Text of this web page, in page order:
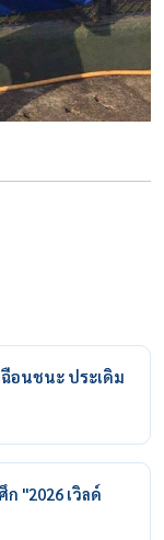
อนชนะ ประเดิม
"2026 เวิลด์